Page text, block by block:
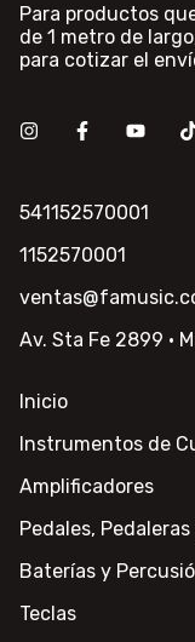
Para productos
de 1 metro de
para cotizar el
541152570001
1152570001
Av. Sta Fe 2899 ·
Inicio
Instrumentos de
Amplificadores
Pedales,
Baterías y
Teclas